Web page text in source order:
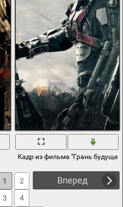
Кадр из фильма "Грань
Вперед
1
2
3
4